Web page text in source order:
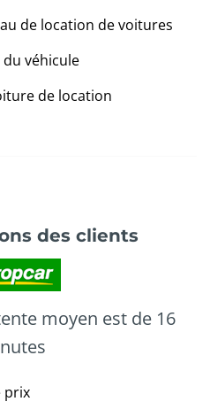
de location de voitures
du véhicule
de location
des clients
moyen est de 16
prix